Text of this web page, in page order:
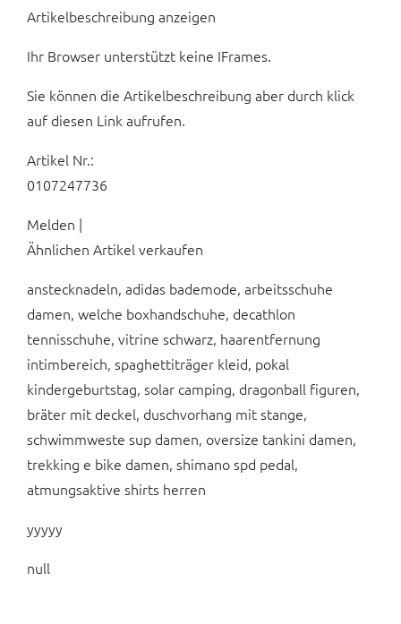
Artikelbeschreibung anzeigen
Ihr Browser unterstützt keine IFrames.
Sie können die Artikelbeschreibung aber durch klick
auf diesen Link aufrufen.
Artikel Nr.:
0107247736
Melden |
Ähnlichen Artikel verkaufen
anstecknadeln, adidas bademode, arbeitsschuhe
damen, welche boxhandschuhe, decathlon
tennisschuhe, vitrine schwarz, haarentfernung
intimbereich, spaghettiträger kleid, pokal
kindergeburtstag, solar camping, dragonball figuren,
bräter mit deckel, duschvorhang mit stange,
schwimmweste sup damen, oversize tankini damen,
trekking e bike damen, shimano spd pedal,
atmungsaktive shirts herren
yyyyy
null